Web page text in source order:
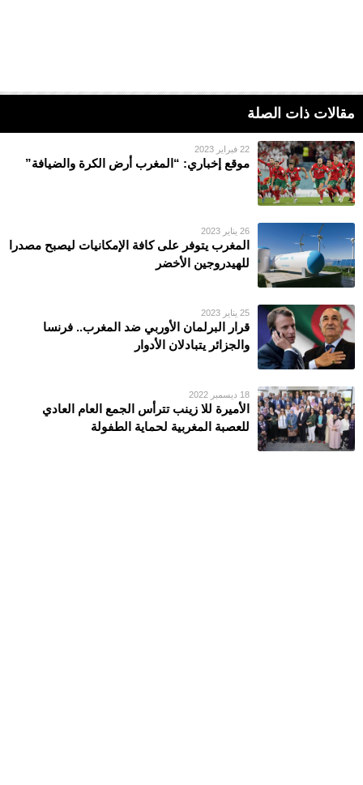
مقالات ذات الصلة
22 فبراير 2023
موقع إخباري: “المغرب أرض الكرة والضيافة”
26 يناير 2023
المغرب يتوفر على كافة الإمكانيات ليصبح مصدرا
للهيدروجين الأخضر
25 يناير 2023
قرار البرلمان الأوربي ضد المغرب.. فرنسا
والجزائر يتبادلان الأدوار
18 ديسمبر 2022
الأمیرة للا زینب تترأس الجمع العام العادي
للعصبة المغربیة لحمایة الطفولة